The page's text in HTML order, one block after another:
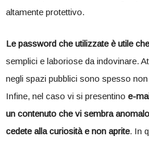
altamente protettivo.
Le password che utilizzate è utile
semplici e laboriose da indovinare.
negli spazi pubblici sono spesso
Infine, nel caso vi si presentino e-
un contenuto che vi sembra
cedete alla curiosità e non aprite. In